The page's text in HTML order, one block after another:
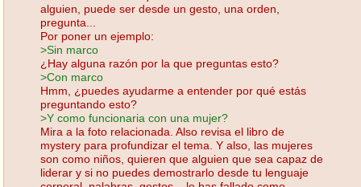
alguien, puede ser desde un gesto, una orden,
pregunta...
Por poner un ejemplo:
>Sin marco
¿Hay alguna razón por la que preguntas esto?
>Con marco
Hmm, ¿puedes ayudarme a entender por qué estás
preguntando esto?
>Y como funcionaria con una mujer?
Mira a la foto relacionada. Also revisa el libro de
mystery para profundizar el tema. Y also, las mujeres
son como niños, quieren que alguien que sea capaz de
liderar y si no puedes demostrarlo desde tu lenguaje